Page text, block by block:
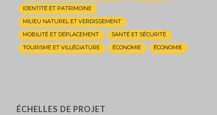
IDENTITÉ ET PATRIMOINE
MILIEU NATUREL ET VERDISSEMENT
MOBILITÉ ET DÉPLACEMENT
SANTÉ ET SÉCURITÉ
TOURISME ET VILLÉGIATURE
ÉCONOMIE ÉCONOMIE
ÉCHELLES DE PROJET